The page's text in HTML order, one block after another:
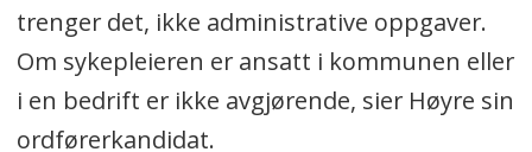
trenger det, ikke administrative oppgaver.
Om sykepleieren er ansatt i kommunen eller
i en bedrift er ikke avgjørende, sier Høyre sin
ordførerkandidat.